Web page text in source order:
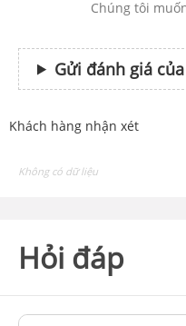
Chúng tôi
Gửi đánh giá
Khách hàng nhận xét
Không có dữ liệu
Hỏi đáp